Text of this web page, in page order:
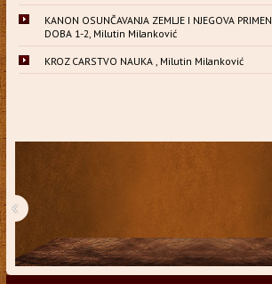
KANON OSUNČAVANJA ZEMLJE I NJEGOVA
DOBA 1-2, Milutin Milanković
KROZ CARSTVO NAUKA , Milutin Milanković
‹